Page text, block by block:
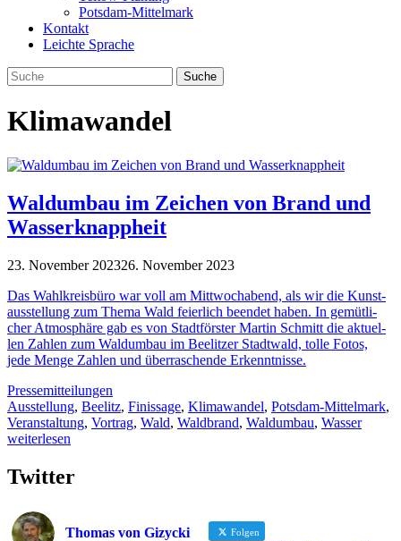
Potsdam-Mittelmark
Kontakt
Leichte Sprache
Klimawandel
Waldumbau im Zeichen von Brand und
Wasserknappheit
23. November 202326. November 2023
Das Wahl­kreis­büro war voll am Mitt­woch­abend, als wir die Kunst­
aus­stel­lung zum Thema Wald fei­er­lich been­det haben. In gemüt­li­
cher Atmo­sphäre gab es von Stadt­förs­ter Mar­tin Schmitt die aktu­el­
len Zah­len zum Wald­um­bau im Beelit­zer Stadt­wald, tolle Fotos,
jede Menge Zah­len und über­ra­schende Erkenntnisse.
Pressemitteilungen
Ausstellung, Beelitz, Finissage, Klimawandel, Potsdam-Mittelmark,
Veranstaltung, Vortrag, Wald, Waldbrand, Waldumbau, Wasser
weiterlesen
Twitter
Thomas von Gizycki Folgen